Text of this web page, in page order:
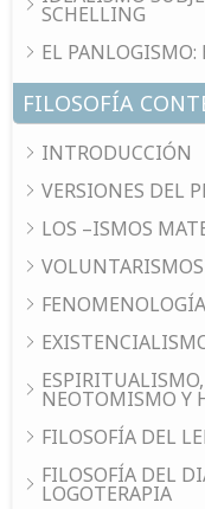
SCHELLING
EL PANLOGISMO:
FILOSOFÍA
INTRODUCCIÓN
VERSIONES DEL
LOS –ISMOS
NEOTOMISMO Y
FILOSOFÍA DEL
FILOSOFÍA DEL
LOGOTERAPIA